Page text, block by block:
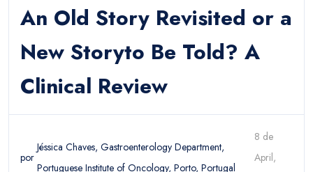
An Old Story Revisited or a
New Storyto Be Told? A
Clinical Review
por
Jéssica Chaves, Gastroenterology Department,
Portuguese Institute of Oncology, Porto, Portugal
8 de
April,